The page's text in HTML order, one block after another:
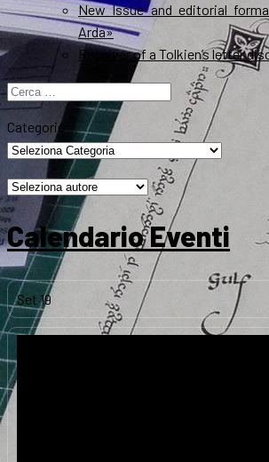
New Issue and editorial
Arda»
Receiver of a Tolkien’s letter
Ricerca
per:
Categorie
Calendario Eventi
Set 19